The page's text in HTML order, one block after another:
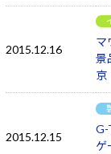
2015.12.16
マ
景
京
2015.12.15
G-
ゲ